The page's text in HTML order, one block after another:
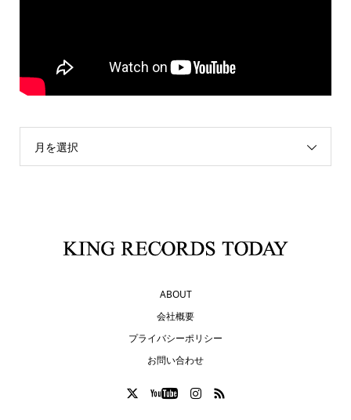
月を選択
ABOUT
会社概要
プライバシーポリシー
お問い合わせ